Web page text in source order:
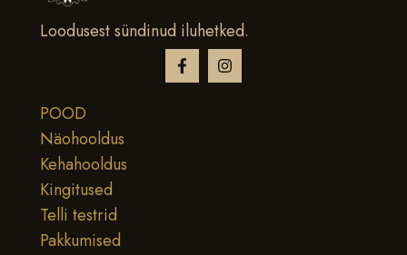
Loodusest sündinud iluhetked.
POOD
Näohooldus
Kehahooldus
Kingitused
Telli testrid
Pakkumised